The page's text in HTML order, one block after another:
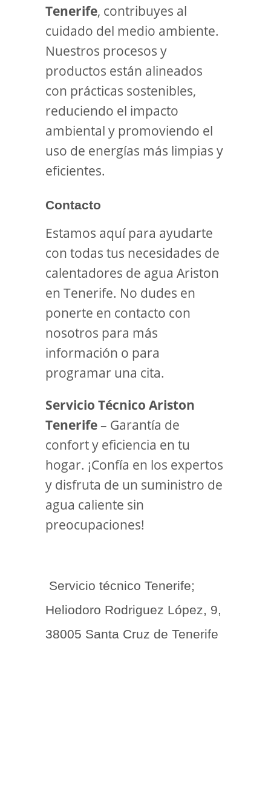
Tenerife, contribuyes al
cuidado del medio ambiente.
Nuestros procesos y
productos están alineados
con prácticas sostenibles,
reduciendo el impacto
ambiental y promoviendo el
uso de energías más limpias y
eficientes.
Contacto
Estamos aquí para ayudarte
con todas tus necesidades de
calentadores de agua Ariston
en Tenerife. No dudes en
ponerte en contacto con
nosotros para más
información o para
programar una cita.
Servicio Técnico Ariston
Tenerife– Garantía de
confort y eficiencia en tu
hogar. ¡Confía en los expertos
y disfruta de un suministro de
agua caliente sin
preocupaciones!
Servicio técnico Tenerife;
Heliodoro Rodriguez López, 9,
38005 Santa Cruz de Tenerife